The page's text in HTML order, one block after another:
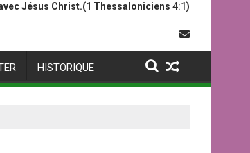
Jésus Christ.(1 Thessaloniciens 4:1)
HISTORIQUE